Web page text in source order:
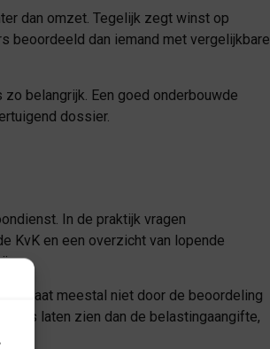
dan omzet. Tegelijk zegt winst op
beoordeeld dan iemand met vergelijkbare
belangrijk. Een goed onderbouwde
dossier.
In de praktijk vragen
KvK en een overzicht van lopende
meestal niet door de beoordeling
laten zien dan de belastingaangifte,